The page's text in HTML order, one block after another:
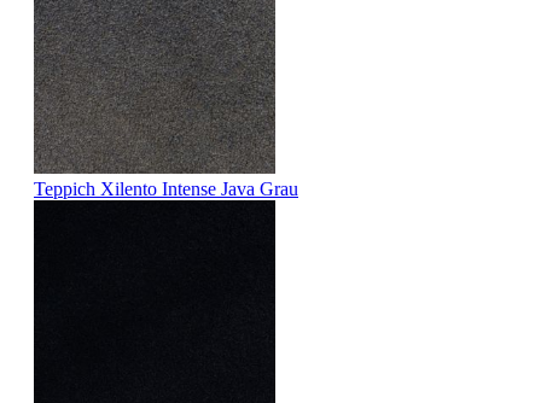
Teppich Xilento Intense Java Grau